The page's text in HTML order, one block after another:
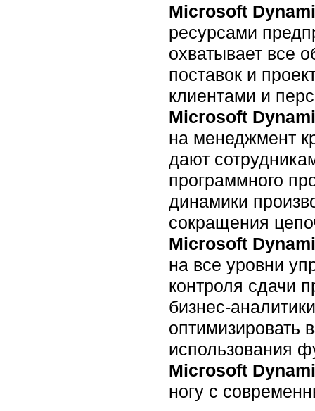
Microsoft
ресурсами
охватывает все
поставок и
клиентами и
Microsoft
на менеджмент
дают
программного
динамики
сокращения
Microsoft
на все уровни
контроля сдачи
бизнес-
оптимизировать
использования
Microsoft
ногу с